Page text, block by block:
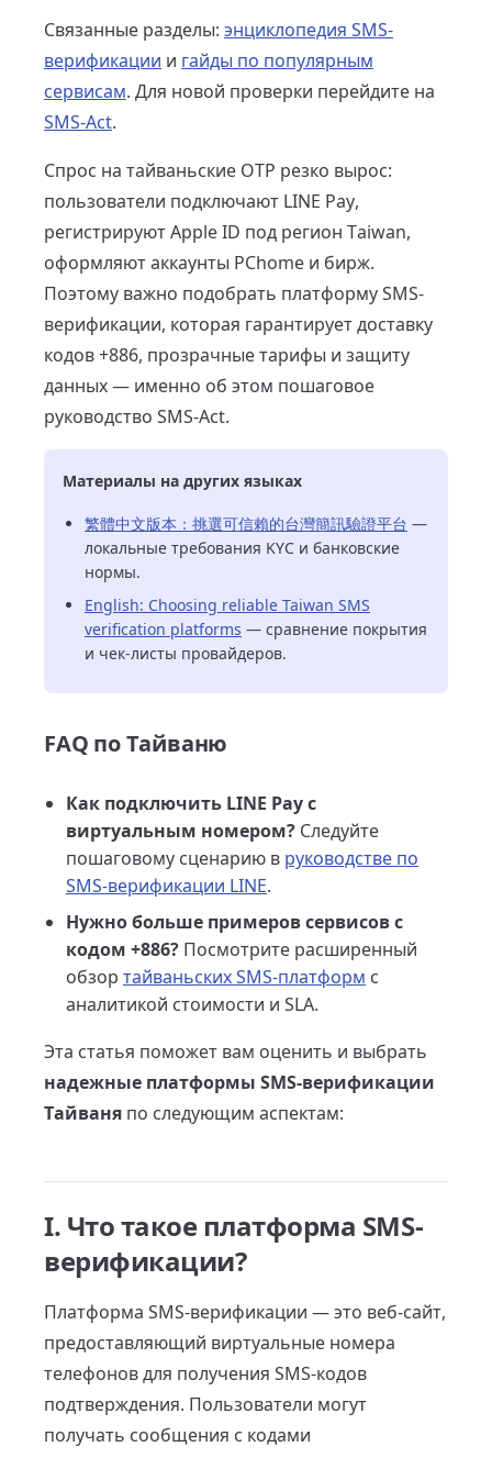
Связанные разделы: энциклопедия SMS-
верификации и гайды по популярным
сервисам. Для новой проверки перейдите на
SMS-Act.
Спрос на тайваньские OTP резко вырос:
пользователи подключают LINE Pay,
регистрируют Apple ID под регион Taiwan,
оформляют аккаунты PChome и бирж.
Поэтому важно подобрать платформу SMS-
верификации, которая гарантирует доставку
кодов +886, прозрачные тарифы и защиту
данных — именно об этом пошаговое
руководство SMS-Act.
Материалы на других языках
繁體中文版本：挑選可信賴的台灣簡訊驗證平台 —
локальные требования KYC и банковские
нормы.
English: Choosing reliable Taiwan SMS
verification platforms — сравнение покрытия
и чек-листы провайдеров.
FAQ по Тайваню
Как подключить LINE Pay c
виртуальным номером? Следуйте
пошаговому сценарию в руководстве по
SMS-верификации LINE.
Нужно больше примеров сервисов с
кодом +886? Посмотрите расширенный
обзор тайваньских SMS-платформ с
аналитикой стоимости и SLA.
Эта статья поможет вам оценить и выбрать
надежные платформы SMS-верификации
Тайваня по следующим аспектам:
I. Что такое платформа SMS-
верификации?
Платформа SMS-верификации — это веб-сайт,
предоставляющий виртуальные номера
телефонов для получения SMS-кодов
подтверждения. Пользователи могут
получать сообщения с кодами